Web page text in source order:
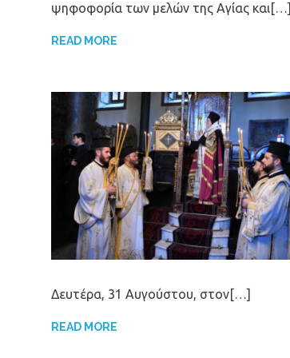
ψηφοφορία των μελών της Αγίας και[…]
READ MORE
Δευτέρα, 31 Αυγούστου, στον[…]
READ MORE